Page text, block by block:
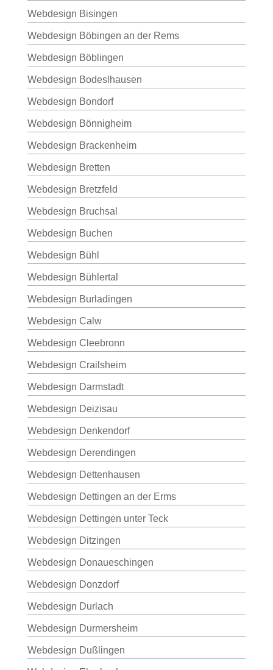
Webdesign Bisingen
Webdesign Böbingen an der Rems
Webdesign Böblingen
Webdesign Bodeslhausen
Webdesign Bondorf
Webdesign Bönnigheim
Webdesign Brackenheim
Webdesign Bretten
Webdesign Bretzfeld
Webdesign Bruchsal
Webdesign Buchen
Webdesign Bühl
Webdesign Bühlertal
Webdesign Burladingen
Webdesign Calw
Webdesign Cleebronn
Webdesign Crailsheim
Webdesign Darmstadt
Webdesign Deizisau
Webdesign Denkendorf
Webdesign Derendingen
Webdesign Dettenhausen
Webdesign Dettingen an der Erms
Webdesign Dettingen unter Teck
Webdesign Ditzingen
Webdesign Donaueschingen
Webdesign Donzdorf
Webdesign Durlach
Webdesign Durmersheim
Webdesign Dußlingen